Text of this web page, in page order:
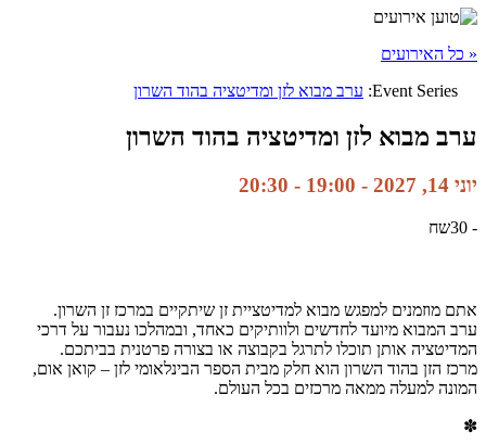
« כל האירועים
Event Series:
ערב מבוא לזן ומדיטציה בהוד השרון
ערב מבוא לזן ומדיטציה בהוד השרון
יוני 14, 2027 - 19:00 -
20:30
- 30שח
אתם מוזמנים למפגש מבוא למדיטציית זן שיתקיים במרכז זן השרון.
ערב המבוא מיועד לחדשים ולוותיקים כאחד, ובמהלכו נעבור על דרכי
המדיטציה אותן תוכלו לתרגל בקבוצה או בצורה פרטנית בביתכם.
מרכז הזן בהוד השרון הוא חלק מבית הספר הבינלאומי לזן – קואן אום,
המונה למעלה ממאה מרכזים בכל העולם.
✽